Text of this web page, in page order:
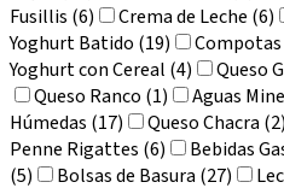
Fusillis (6)
Crema de Leche (6)
Yoghurt Batido (19)
Compotas
Yoghurt con Cereal (4)
Queso
Queso Ranco (1)
Aguas
Húmedas (17)
Queso Chacra (2)
Penne Rigattes (6)
Bebidas
(5)
Bolsas de Basura (27)